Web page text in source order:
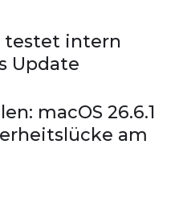
testet intern
Update
macOS 26.6.1
am